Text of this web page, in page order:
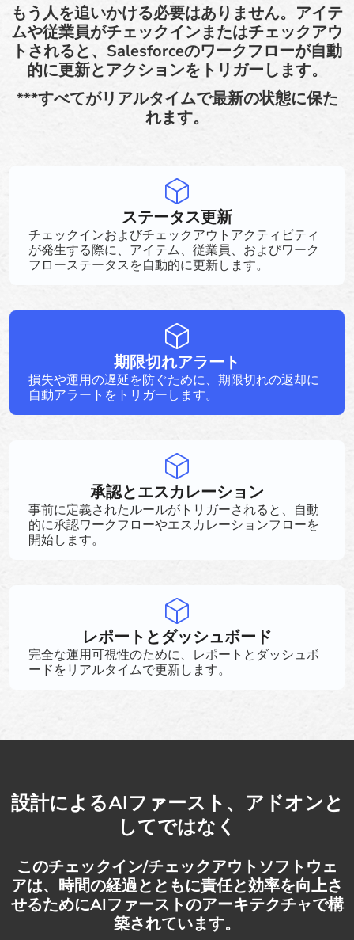
もう人を追いかける必要はありません。アイテ
ムや従業員がチェックインまたはチェックアウ
トされると、Salesforceのワークフローが自動
的に更新とアクションをトリガーします。
***すべてがリアルタイムで最新の状態に保た
れます。
ステータス更新
チェックインおよびチェックアウトアクティビティ
が発生する際に、アイテム、従業員、およびワーク
フローステータスを自動的に更新します。
期限切れアラート
損失や運用の遅延を防ぐために、期限切れの返却に
自動アラートをトリガーします。
承認とエスカレーション
事前に定義されたルールがトリガーされると、自動
的に承認ワークフローやエスカレーションフローを
開始します。
レポートとダッシュボード
完全な運用可視性のために、レポートとダッシュボ
ードをリアルタイムで更新します。
設計によるAIファースト、アドオンと
してではなく
このチェックイン/チェックアウトソフトウェ
アは、時間の経過とともに責任と効率を向上さ
せるためにAIファーストのアーキテクチャで構
築されています。